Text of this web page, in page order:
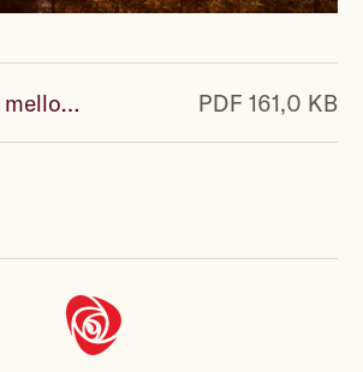
budsjettavtale mellom ap mdg sv sp v og krf for 2020.pdf PDF 161,0 KB